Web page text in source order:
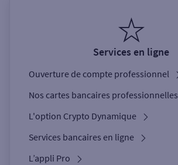
Services en ligne
Ouverture de compte professionnel
Nos cartes bancaires professionnelles
L'option Crypto Dynamique
Services bancaires en ligne
L’appli Pro